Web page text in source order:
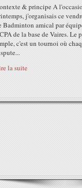
& principe A
j'organisais ce
Badminton amical par
de la base de Vaires. Le
c'est un tournoi où
la suite